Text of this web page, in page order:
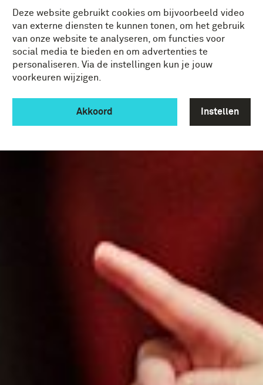
Deze website gebruikt cookies om bijvoorbeeld video
van externe diensten te kunnen tonen, om het gebruik
van onze website te analyseren, om functies voor
social media te bieden en om advertenties te
personaliseren. Via de instellingen kun je jouw
voorkeuren wijzigen.
Akkoord Instellen